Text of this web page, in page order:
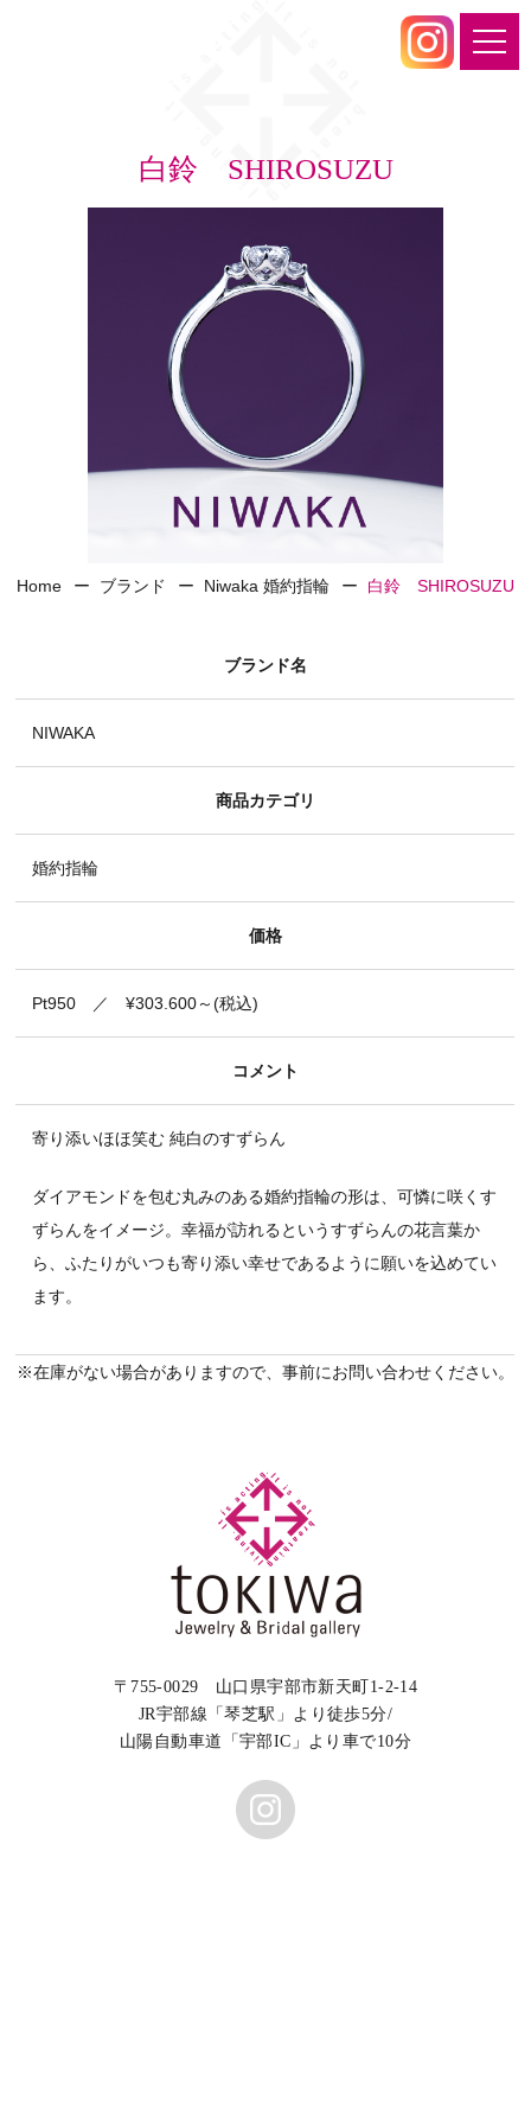
白鈴 SHIROSUZU
Home ブランド Niwaka 婚約指輪 白鈴 SHIROSUZU
ブランド名
NIWAKA
商品カテゴリ
婚約指輪
価格
Pt950 ／ ¥303.600～(税込)
コメント
寄り添いほほ笑む 純白のすずらん
ダイアモンドを包む丸みのある婚約指輪の形は、可憐に咲くす
ずらんをイメージ。幸福が訪れるというすずらんの花言葉か
ら、ふたりがいつも寄り添い幸せであるように願いを込めてい
ます。
※在庫がない場合がありますので、事前にお問い合わせください。
〒755-0029 山口県宇部市新天町1-2-14
JR宇部線「琴芝駅」より徒歩5分/
山陽自動車道「宇部IC」より車で10分